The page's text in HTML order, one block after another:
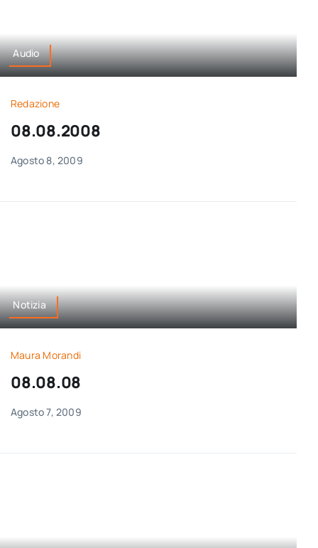
Audio
Redazione
08.08.2008
Agosto 8, 2009
Notizia
Maura Morandi
08.08.08
Agosto 7, 2009